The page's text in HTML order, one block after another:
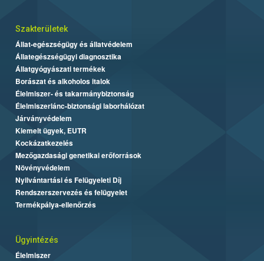
Szakterületek
Állat-egészségügy és állatvédelem
Állategészségügyi diagnosztika
Állatgyógyászati termékek
Borászat és alkoholos italok
Élelmiszer- és takarmánybiztonság
Élelmiszerlánc-biztonsági laborhálózat
Járványvédelem
Kiemelt ügyek, EUTR
Kockázatkezelés
Mezőgazdasági genetikai erőforrások
Növényvédelem
Nyilvántartási és Felügyeleti Díj
Rendszerszervezés és felügyelet
Termékpálya-ellenőrzés
Ügyintézés
Élelmiszer